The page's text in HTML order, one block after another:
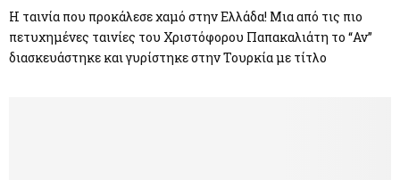
Η ταινία που προκάλεσε χαμό στην Ελλάδα! Μια από τις πιο
πετυχημένες ταινίες του Χριστόφορου Παπακαλιάτη το “Αν”
διασκευάστηκε και γυρίστηκε στην Τουρκία με τίτλο